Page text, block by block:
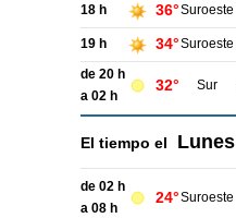
18 h 36°Suroeste
19 h 34°Suroeste
de 20 h
a 02 h
32° Sur
El tiempo el Lunes
de 02 h
a 08 h
24°Suroeste